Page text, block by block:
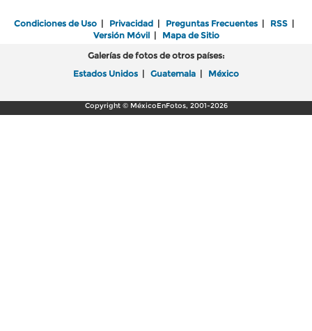
Condiciones de Uso Privacidad Preguntas Frecuentes RSS
Versión Móvil| Mapa de Sitio
Galerías de fotos de otros países:
Estados Unidos
Guatemala México
Copyright © MéxicoEnFotos, 2001-2026